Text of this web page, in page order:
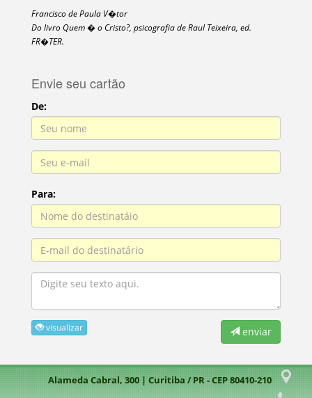
Francisco de Paula V�tor
Do livro Quem � o Cristo?, psicografia de Raul Teixeira, ed.
FR�TER.
Envie seu cartão
De:
Para:
enviar
visualizar
Alameda Cabral, 300 | Curitiba / PR - CEP 80410-210